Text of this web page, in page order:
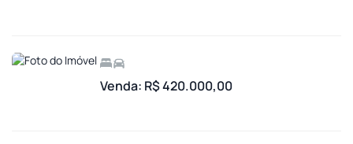
Venda: R$ 420.000,00